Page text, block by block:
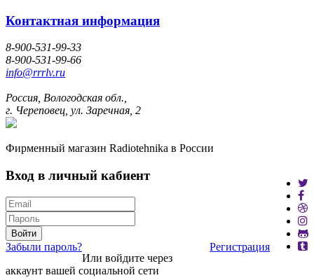
Контактная информация
8-900-531-99-33
8-900-531-99-66
info@rrrlv.ru
Россия, Вологодская обл.,
г. Череповец, ул. Заречная, 2
Фирменный магазин Radiotehnika в России
Вход в личный кабиент
Войти
Забыли пароль?
Регистрация
Или войдите через
аккаунт вашей социальной сети